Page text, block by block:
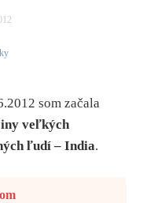
som začala
veľkých
ľudí – India.